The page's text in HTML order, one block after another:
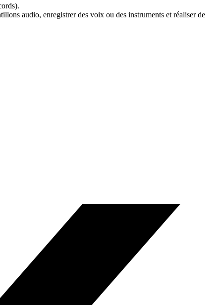
audio, enregistrer des voix ou des instruments et réaliser de